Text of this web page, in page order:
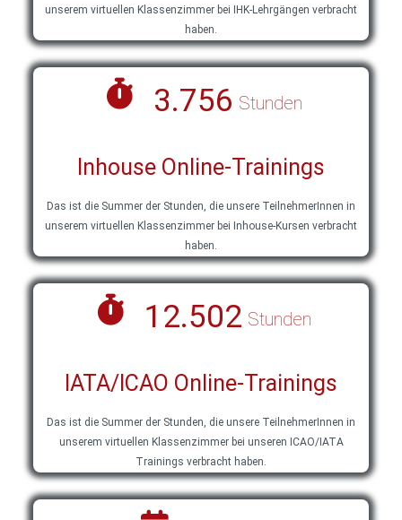
unserem virtuellen Klassenzimmer bei IHK-Lehrgängen verbracht
haben.
3.756 Stunden
Inhouse Online-Trainings
Das ist die Summer der Stunden, die unsere TeilnehmerInnen in
unserem virtuellen Klassenzimmer bei Inhouse-Kursen verbracht
haben.
12.502 Stunden
IATA/ICAO Online-Trainings
Das ist die Summer der Stunden, die unsere TeilnehmerInnen in
unserem virtuellen Klassenzimmer bei unseren ICAO/IATA
Trainings verbracht haben.